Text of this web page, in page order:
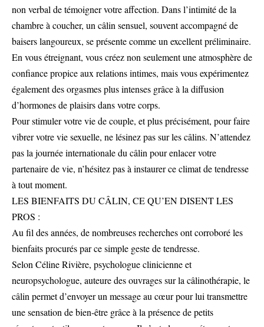
non verbal de témoigner votre affection. Dans l’intimité de la
chambre à coucher, un câlin sensuel, souvent accompagné de
baisers langoureux, se présente comme un excellent préliminaire.
En vous étreignant, vous créez non seulement une atmosphère de
confiance propice aux relations intimes, mais vous expérimentez
également des orgasmes plus intenses grâce à la diffusion
d’hormones de plaisirs dans votre corps.
Pour stimuler votre vie de couple, et plus précisément, pour faire
vibrer votre vie sexuelle, ne lésinez pas sur les câlins. N’attendez
pas la journée internationale du câlin pour enlacer votre
partenaire de vie, n’hésitez pas à instaurer ce climat de tendresse
à tout moment.
LES BIENFAITS DU CÂLIN, CE QU’EN DISENT LES
PROS :
Au fil des années, de nombreuses recherches ont corroboré les
bienfaits procurés par ce simple geste de tendresse.
Selon Céline Rivière, psychologue clinicienne et
neuropsychologue, auteure des ouvrages sur la câlinothérapie, le
câlin permet d’envoyer un message au cœur pour lui transmettre
une sensation de bien-être grâce à la présence de petits